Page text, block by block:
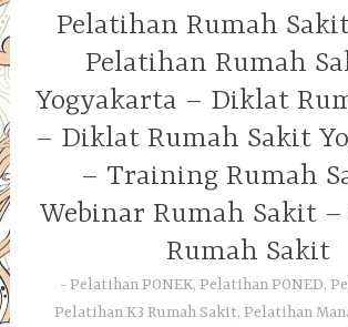
Pelatihan Rumah
Pelatihan Rumah
Yogyakarta – Diklat
– Diklat Rumah Sakit
– Training Rumah
Webinar Rumah Sakit
Rumah Sakit
Pelatihan PONEK, Pelatihan PONED,
Pelatihan K3 Rumah Sakit, Pelatihan